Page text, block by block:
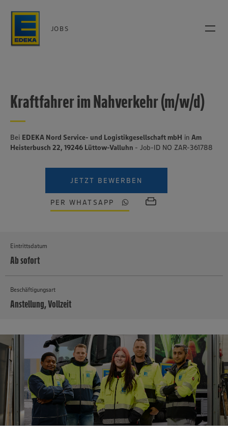
JOBS
Kraftfahrer im Nahverkehr (m/w/d)
Bei EDEKA Nord Service- und Logistikgesellschaft mbH in Am
Heisterbusch 22, 19246 Lüttow-Valluhn - Job-ID NO ZAR-361788
JETZT BEWERBEN
PER WHATSAPP
Eintrittsdatum
Ab sofort
Beschäftigungsart
Anstellung, Vollzeit